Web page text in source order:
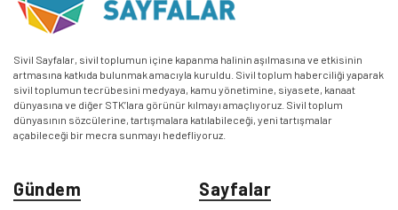
Sivil Sayfalar, sivil toplumun içine kapanma halinin aşılmasına ve etkisinin
artmasına katkıda bulunmak amacıyla kuruldu. Sivil toplum haberciliği yaparak
sivil toplumun tecrübesini medyaya, kamu yönetimine, siyasete, kanaat
dünyasına ve diğer STK’lara görünür kılmayı amaçlıyoruz. Sivil toplum
dünyasının sözcülerine, tartışmalara katılabileceği, yeni tartışmalar
açabileceği bir mecra sunmayı hedefliyoruz.
Gündem Sayfalar